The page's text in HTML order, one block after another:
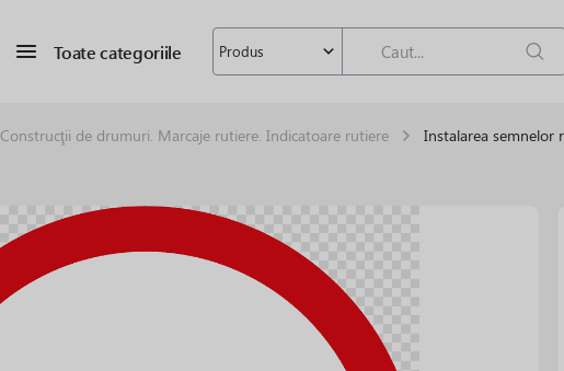
Toate categoriile Produs
Construcţii de drumuri. Marcaje rutiere. Indicatoare rutiere Instalarea semnelor